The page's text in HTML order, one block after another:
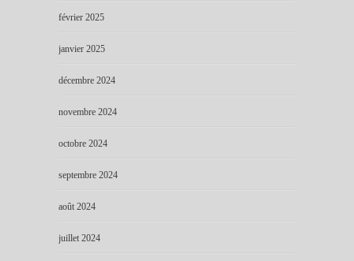
février 2025
janvier 2025
décembre 2024
novembre 2024
octobre 2024
septembre 2024
août 2024
juillet 2024